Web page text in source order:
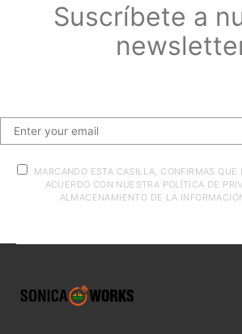
Suscríbete a
MARCANDO ESTA CASILLA, CONFIRMAS QUE
ACUERDO CON NUESTRA POLÍTICA DE
ALMACENAMIENTO DE LA